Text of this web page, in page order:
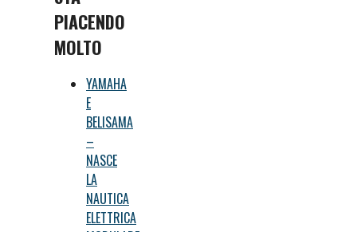
PIACENDO
MOLTO
YAMAHA
E
BELISAMA
–
NASCE
LA
NAUTICA
ELETTRICA